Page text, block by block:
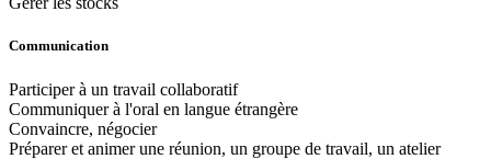
Communication
Participer à un travail collaboratif
Communiquer à l'oral en langue étrangère
Convaincre, négocier
Préparer et animer une réunion, un groupe de travail, un atelier